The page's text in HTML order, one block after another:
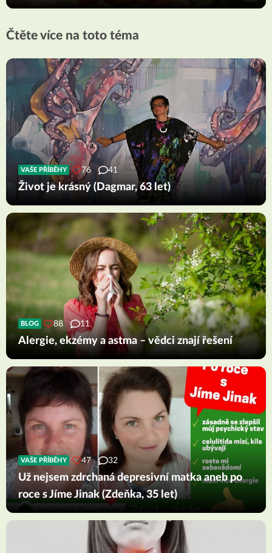
Čtěte více na toto téma
VAŠE PŘÍBĚHY 76 41
Život je krásný (Dagmar, 63 let)
BLOG 88 11
Alergie, ekzémy a astma – vědci znají řešení
VAŠE PŘÍBĚHY 47 32
Už nejsem zdrchaná depresivní matka aneb po
roce s Jíme Jinak (Zdeňka, 35 let)